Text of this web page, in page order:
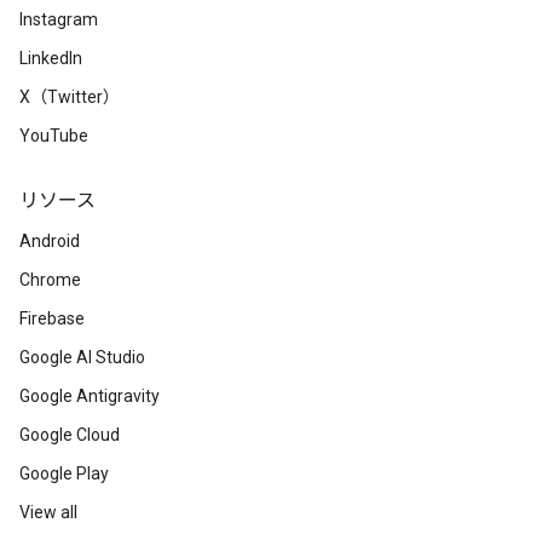
Instagram
LinkedIn
X（Twitter）
YouTube
リソース
Android
Chrome
Firebase
Google AI Studio
Google Antigravity
Google Cloud
Google Play
View all